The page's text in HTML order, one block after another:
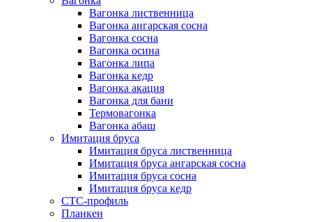
Вагонка лиственница
Вагонка ангарская сосна
Вагонка сосна
Вагонка осина
Вагонка липа
Вагонка кедр
Вагонка акация
Вагонка для бани
Термовагонка
Вагонка абаш
Имитация бруса
Имитация бруса лиственница
Имитация бруса ангарская сосна
Имитация бруса сосна
Имитация бруса кедр
СТС-профиль
Планкен